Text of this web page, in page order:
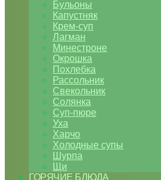
Бульоны
Капустняк
Крем-суп
Лагман
Минестроне
Окрошка
Похлебка
Рассольник
Свекольник
Солянка
Суп-пюре
Уха
Харчо
Холодные супы
Шурпа
Щи
ГОРЯЧИЕ БЛЮДА